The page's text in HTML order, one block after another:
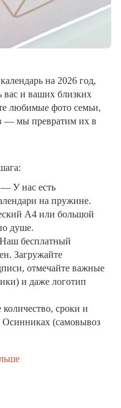
на 2026 год,
вас и ваших близких
любимые фото семьи,
— мы превратим их в
— У нас есть
на пружине.
A4 или большой
душе.
бесплатный
Загружайте
отмечайте важные
и даже логотип
сроки и
Осинниках (самовывоз